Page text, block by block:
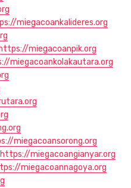
miegacoankalideres.org
https://miegacoanpik.org
miegacoankolakautara.org
miegacoansorong.org
https://miegacoangianyar.org
miegacoannagoya.org